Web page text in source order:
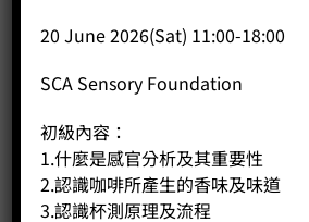
20 June 2026(Sat) 11:00-18:00
SCA Sensory Foundation
初級內容：
1.什麼是感官分析及其重要性
2.認識咖啡所產生的香味及味道
3.認識杯測原理及流程